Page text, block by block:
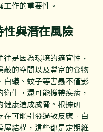
工作的重要性。
性與潛在風險
往是因為環境的適宜性，
蔽的空間以及豐富的食物
白蟻、蚊子等害蟲不僅影
衛生，還可能攜帶疾病，
健康造成威脅。根據研
在可能引發過敏反應，白
屋結構，這些都是定期維